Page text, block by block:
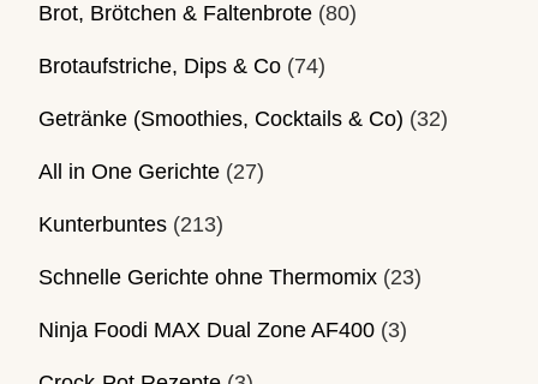
Brot, Brötchen & Faltenbrote (80)
Brotaufstriche, Dips & Co (74)
Getränke (Smoothies, Cocktails & Co) (32)
All in One Gerichte (27)
Kunterbuntes (213)
Schnelle Gerichte ohne Thermomix (23)
Ninja Foodi MAX Dual Zone AF400 (3)